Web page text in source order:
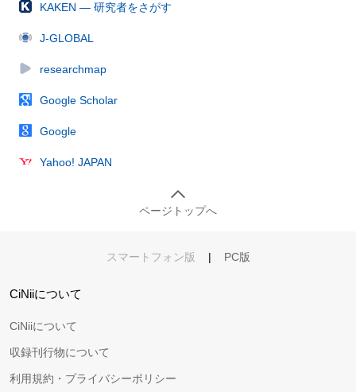
KAKEN — 研究者をさがす
J-GLOBAL
researchmap
Google Scholar
Google
Yahoo! JAPAN
ページトップへ
スマートフォン版 | PC版
CiNiiについて
CiNiiについて
収録刊行物について
利用規約・プライバシーポリシー